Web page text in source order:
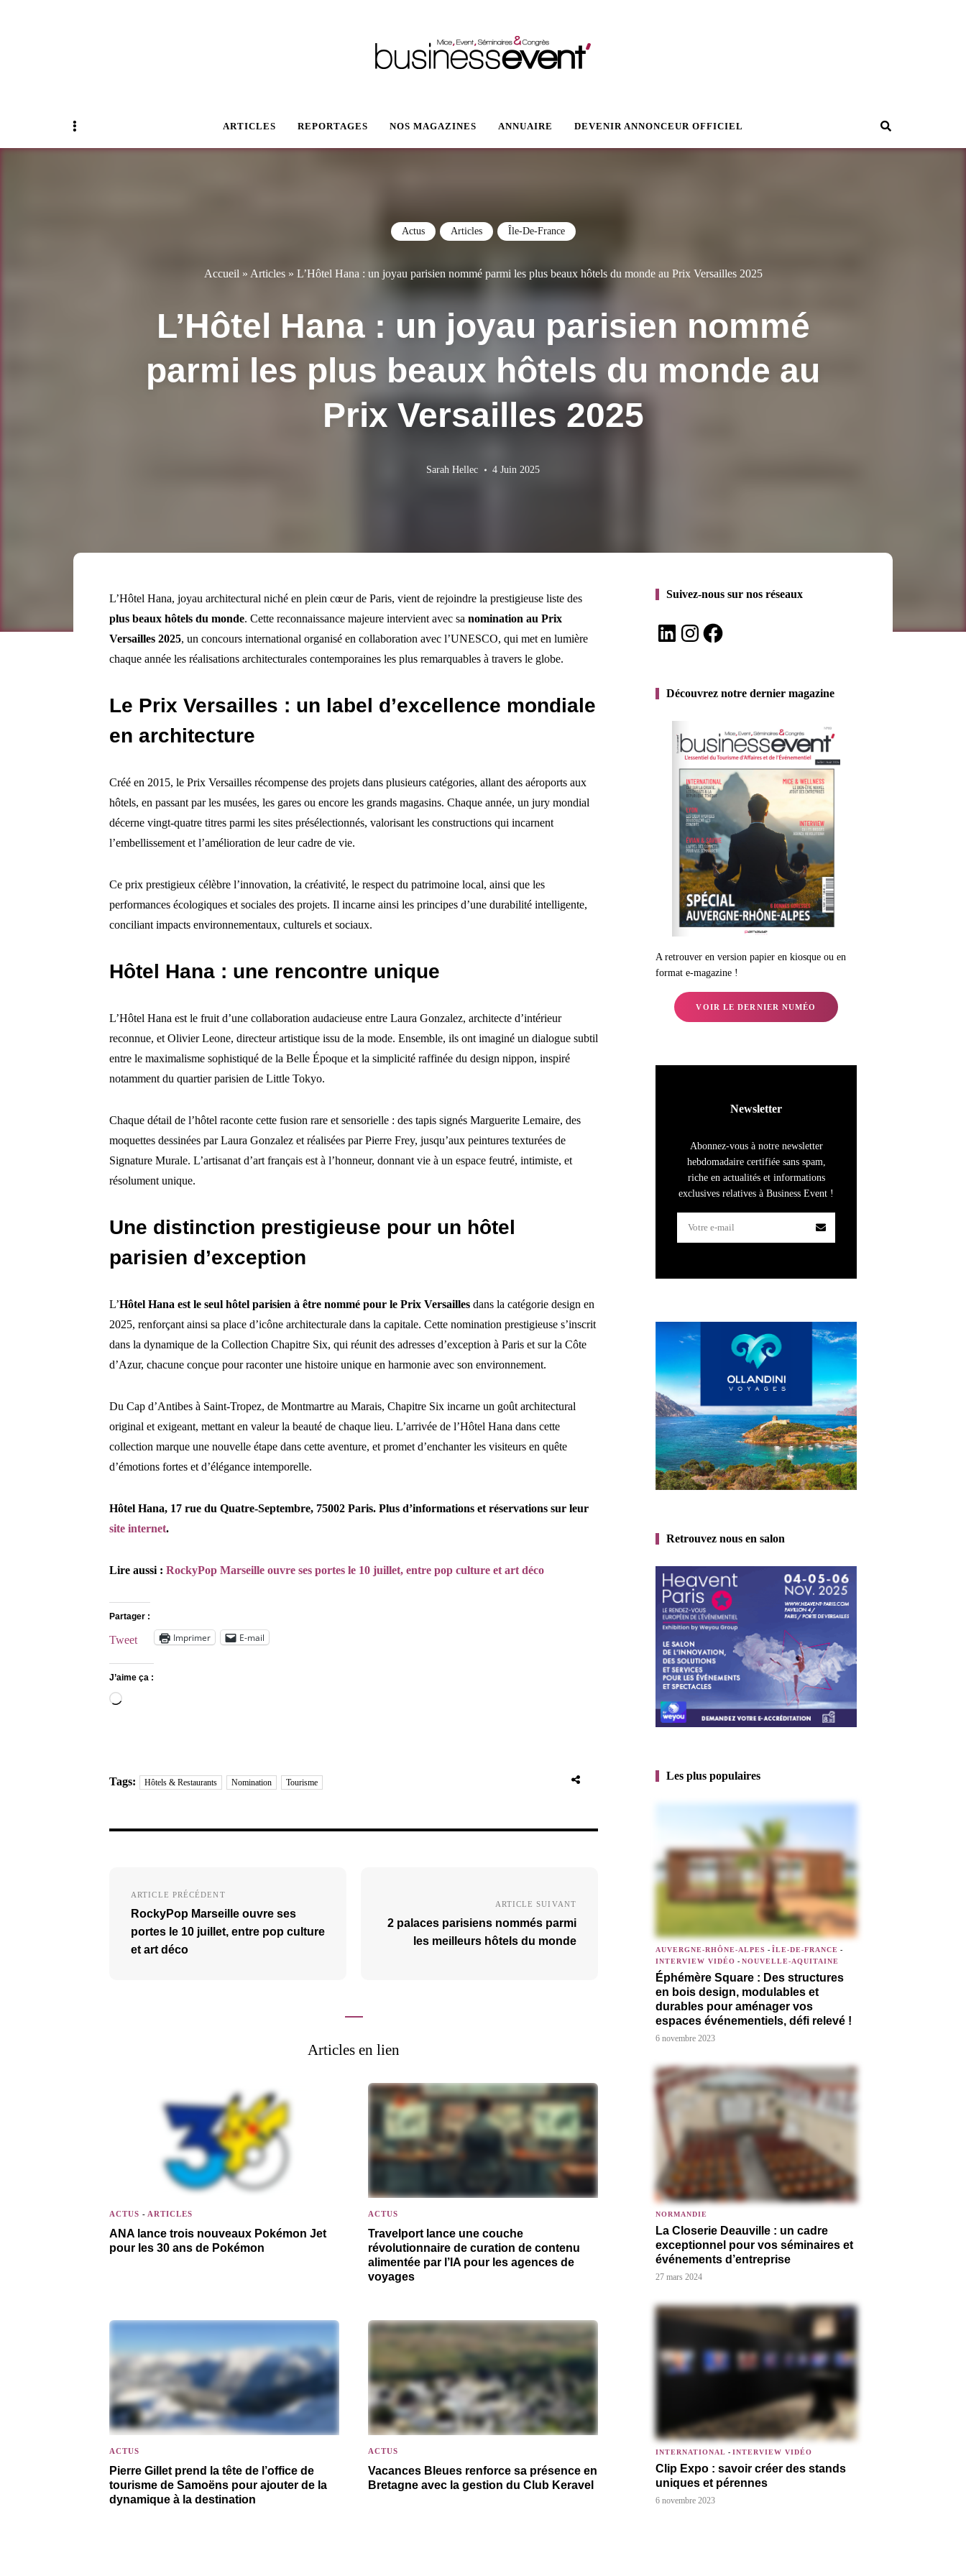
ARTICLES REPORTAGES NOS MAGAZINES ANNUAIRE DEVENIR ANNONCEUR OFFICIEL
Sidebar Recherche
Actus Articles Île-De-France
Accueil » Articles» L’Hôtel Hana : un joyau parisien nommé parmi les plus beaux hôtels du monde au Prix Versailles 2025
L’Hôtel Hana : un joyau parisien nommé
parmi les plus beaux hôtels du monde au
Prix Versailles 2025
Sarah Hellec 4 Juin 2025
L’Hôtel Hana, joyau architectural niché en plein cœur de Paris, vient de rejoindre la prestigieuse liste des
plus beaux hôtels du monde. Cette reconnaissance majeure intervient avec sa nomination au Prix
Versailles 2025, un concours international organisé en collaboration avec l’UNESCO, qui met en lumière
chaque année les réalisations architecturales contemporaines les plus remarquables à travers le globe.
Le Prix Versailles : un label d’excellence mondiale
en architecture
Créé en 2015, le Prix Versailles récompense des projets dans plusieurs catégories, allant des aéroports aux
hôtels, en passant par les musées, les gares ou encore les grands magasins. Chaque année, un jury mondial
décerne vingt-quatre titres parmi les sites présélectionnés, valorisant les constructions qui incarnent
l’embellissement et l’amélioration de leur cadre de vie.
Ce prix prestigieux célèbre l’innovation, la créativité, le respect du patrimoine local, ainsi que les
performances écologiques et sociales des projets. Il incarne ainsi les principes d’une durabilité intelligente,
conciliant impacts environnementaux, culturels et sociaux.
Hôtel Hana : une rencontre unique
L’Hôtel Hana est le fruit d’une collaboration audacieuse entre Laura Gonzalez, architecte d’intérieur
reconnue, et Olivier Leone, directeur artistique issu de la mode. Ensemble, ils ont imaginé un dialogue subtil
entre le maximalisme sophistiqué de la Belle Époque et la simplicité raffinée du design nippon, inspiré
notamment du quartier parisien de Little Tokyo.
Chaque détail de l’hôtel raconte cette fusion rare et sensorielle : des tapis signés Marguerite Lemaire, des
moquettes dessinées par Laura Gonzalez et réalisées par Pierre Frey, jusqu’aux peintures texturées de
Signature Murale. L’artisanat d’art français est à l’honneur, donnant vie à un espace feutré, intimiste, et
résolument unique.
Une distinction prestigieuse pour un hôtel
parisien d’exception
L’Hôtel Hana est le seul hôtel parisien à être nommé pour le Prix Versailles dans la catégorie design en
2025, renforçant ainsi sa place d’icône architecturale dans la capitale. Cette nomination prestigieuse s’inscrit
dans la dynamique de la Collection Chapitre Six, qui réunit des adresses d’exception à Paris et sur la Côte
d’Azur, chacune conçue pour raconter une histoire unique en harmonie avec son environnement.
Du Cap d’Antibes à Saint-Tropez, de Montmartre au Marais, Chapitre Six incarne un goût architectural
original et exigeant, mettant en valeur la beauté de chaque lieu. L’arrivée de l’Hôtel Hana dans cette
collection marque une nouvelle étape dans cette aventure, et promet d’enchanter les visiteurs en quête
d’émotions fortes et d’élégance intemporelle.
Hôtel Hana, 17 rue du Quatre-Septembre, 75002 Paris. Plus d’informations et réservations sur leur
site internet.
Lire aussi : RockyPop Marseille ouvre ses portes le 10 juillet, entre pop culture et art déco
Partager :
Tweet Imprimer E-mail
J’aime ça :
Chargement…
Tags: Hôtels & Restaurants Nomination Tourisme
l’article
ARTICLE PRÉCÉDENT
RockyPop Marseille ouvre ses
portes le 10 juillet, entre pop culture
et art déco
ARTICLE SUIVANT
2 palaces parisiens nommés parmi
les meilleurs hôtels du monde
Articles en lien
ACTUS - ARTICLES
ANA lance trois nouveaux Pokémon Jet
pour les 30 ans de Pokémon
ACTUS
Travelport lance une couche
révolutionnaire de curation de contenu
alimentée par l’IA pour les agences de
voyages
ACTUS
Pierre Gillet prend la tête de l’office de
tourisme de Samoëns pour ajouter de la
dynamique à la destination
ACTUS
Vacances Bleues renforce sa présence en
Bretagne avec la gestion du Club Keravel
Suivez-nous sur nos réseaux
LinkedInInstagramFacebook
Découvrez notre dernier magazine
A retrouver en version papier en kiosque ou en
format e-magazine !
VOIR LE DERNIER NUMÉO
Newsletter
Abonnez-vous à notre newsletter
hebdomadaire certifiée sans spam,
riche en actualités et informations
exclusives relatives à Business Event !
Retrouvez nous en salon
Les plus populaires
AUVERGNE-RHÔNE-ALPES - ÎLE-DE-FRANCE -
INTERVIEW VIDÉO - NOUVELLE-AQUITAINE
Éphémère Square : Des structures
en bois design, modulables et
durables pour aménager vos
espaces événementiels, défi relevé !
6 novembre 2023
NORMANDIE
La Closerie Deauville : un cadre
exceptionnel pour vos séminaires et
événements d’entreprise
27 mars 2024
INTERNATIONAL - INTERVIEW VIDÉO
Clip Expo : savoir créer des stands
uniques et pérennes
6 novembre 2023